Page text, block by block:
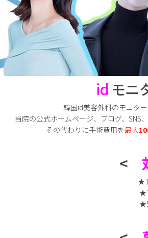
id モニ
韓国id美容外科のモニタ
当院の公式ホームページ、ブログ、SNS
その代わりに手術費用を最大
<